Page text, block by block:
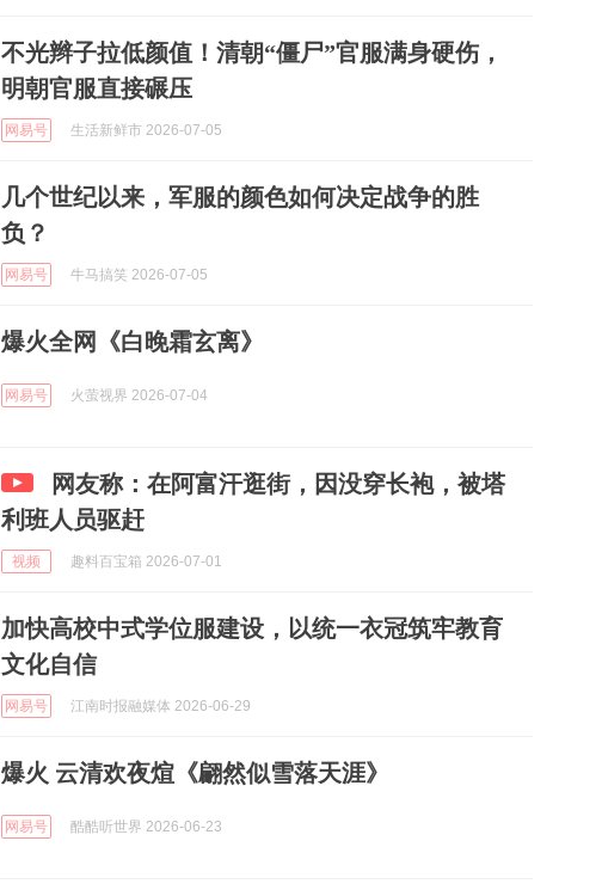
不光辫子拉低颜值！清朝“僵尸”官服满身硬伤，
明朝官服直接碾压
网易号 生活新鲜市 2026-07-05
几个世纪以来，军服的颜色如何决定战争的胜
负？
网易号 牛马搞笑 2026-07-05
爆火全网《白晚霜玄离》
网易号 火萤视界 2026-07-04
网友称：在阿富汗逛街，因没穿长袍，被塔
利班人员驱赶
视频 趣料百宝箱 2026-07-01
加快高校中式学位服建设，以统一衣冠筑牢教育
文化自信
网易号 江南时报融媒体 2026-06-29
爆火 云清欢夜煊《翩然似雪落天涯》
网易号 酷酷听世界 2026-06-23